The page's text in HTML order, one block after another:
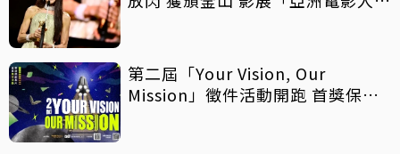
第二屆「Your Vision, Our
Mission」徵件活動開跑 首獎保證